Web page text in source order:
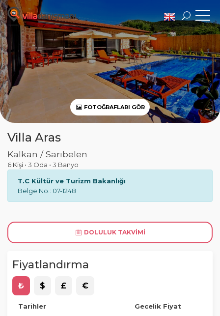
FOTOĞRAFLARI GÖR
Villa Aras
Kalkan / Sarıbelen
6 Kişi • 3 Oda • 3 Banyo
T.C Kültür ve Turizm Bakanlığı
Belge No.: 07-1248
DOLULUK TAKVIMI
Fiyatlandırma
₺ $ £ €
Tarihler Gecelik Fiyat